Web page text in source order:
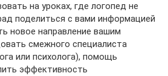
на уроках, где логопед не
поделиться с вами информацией
новое направление вашим
смежного специалиста
или психолога), помощь
эффективность